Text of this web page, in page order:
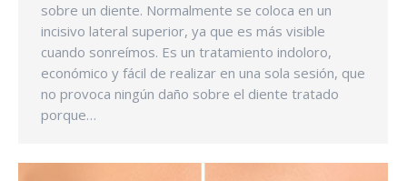
sobre un diente. Normalmente se coloca en un
incisivo lateral superior, ya que es más visible
cuando sonreímos. Es un tratamiento indoloro,
económico y fácil de realizar en una sola sesión, que
no provoca ningún daño sobre el diente tratado
porque…